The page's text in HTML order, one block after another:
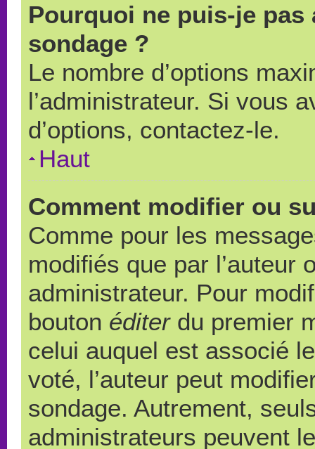
Pourquoi ne puis-je
sondage ?
Le nombre d’options
l’administrateur. Si vous
d’options, contactez-le.
Haut
Comment modifier ou
Comme pour les
modifiés que par l’auteur
administrateur. Pour
bouton éditerdu premier
celui auquel est associé
voté, l’auteur peut
sondage. Autrement,
administrateurs peuvent